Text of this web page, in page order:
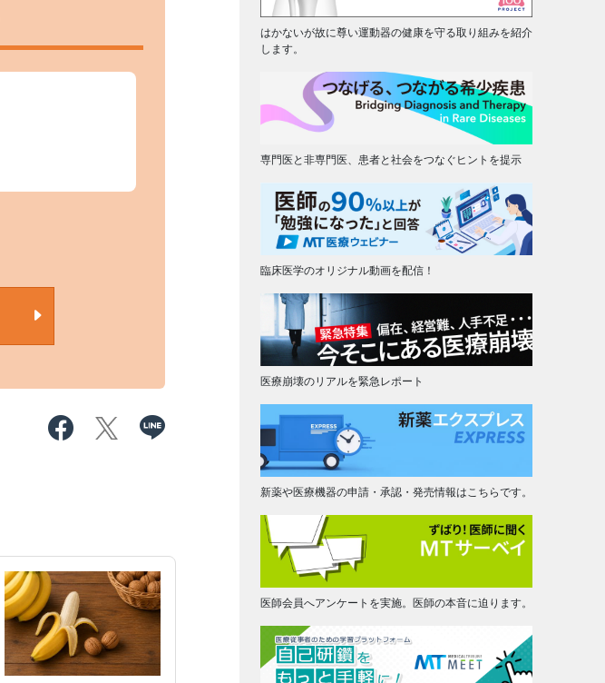
はかないが故に尊い運動器の健康を守る取り組みを紹介
します。
専門医と非専門医、患者と社会をつなぐヒントを提示
臨床医学のオリジナル動画を配信！
医療崩壊のリアルを緊急レポート
新薬や医療機器の申請・承認・発売情報はこちらです。
医師会員へアンケートを実施。医師の本音に迫ります。